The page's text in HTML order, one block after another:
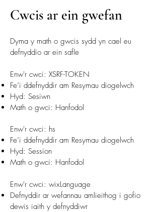
Cwcis ar ein gwefan
Dyma y math o gwcis sydd yn cael eu
defnyddio ar ein safle​
Enw'r cwci: XSRF-TOKEN
Fe’i ddefnyddir am Resymau diogelwch
Hyd: Sesiwn
Math o gwci: Hanfodol
Enw'r cwci: hs
Fe’i ddefnyddir am Resymau diogelwch
Hyd: Session
Math o gwci: Hanfodol
Enw'r cwci: wixLanguage
Defnyddir ar wefannau amlieithog i gofio
dewis iaith y defnyddiwr